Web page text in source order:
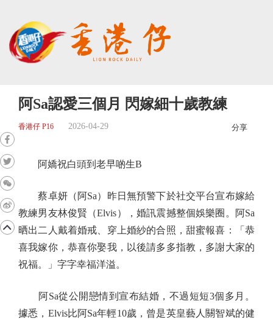
阿Sa認愛三個月 閃嫁細十歲教練
香港仔 P16 2026-04-29 分享
阿嬌祝白頭到老早啲生B
蔡卓妍（阿Sa）昨日無預警下於社交平台宣布嫁給
教練男友林俊賢（Elvis），婚訊震撼整個娛樂圈。阿Sa
晒出二人戴着婚戒、穿上婚紗的合照，甜蜜報喜：「恭
喜我嫁你，恭喜你娶我，以後請多多指教，多謝大家的
祝福。」字字幸福洋溢。
阿Sa從公開戀情到宣布結婚，不過短短3個多月。
據悉，Elvis比阿Sa年輕10歲，曾是英皇藝人關智斌的健